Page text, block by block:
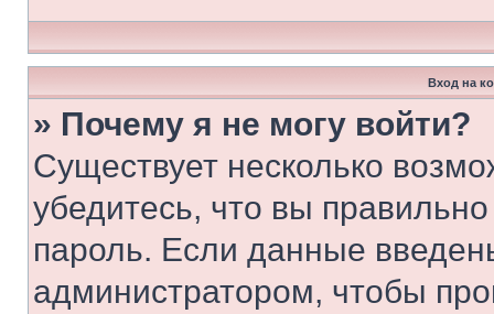
Вход на
» Почему я не могу войти?
Существует несколько
убедитесь, что вы
пароль. Если данные
администратором, чтобы